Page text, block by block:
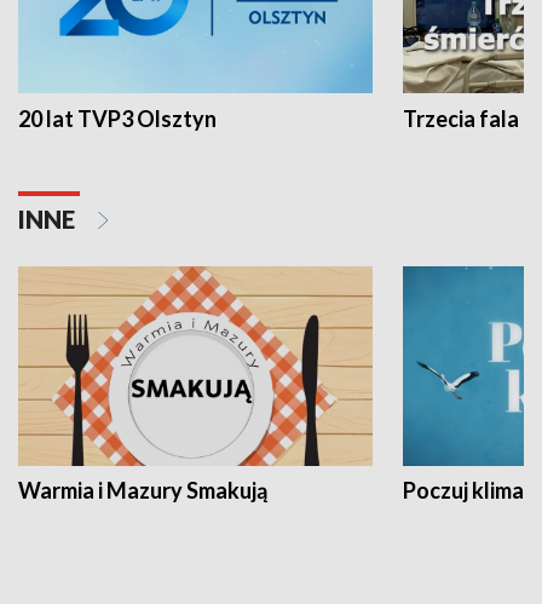
20 lat TVP3 Olsztyn Trzecia fala -
INNE
Warmia i Mazury Smakują Poczuj klimat